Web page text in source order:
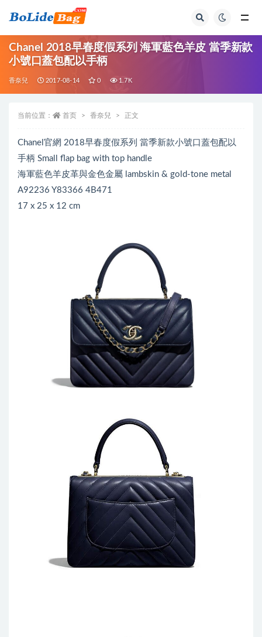
Chanel 2018早春度假系列 海軍藍色羊皮 當季新款
小號口蓋包配以手柄
香奈兒 2017-08-14 0 1.7K
当前位置： 首页 香奈兒 正文
Chanel官網 2018早春度假系列 當季新款小號口蓋包配以
手柄 Small flap bag with top handle
海軍藍色羊皮革與金色金屬 lambskin & gold-tone metal
A92236 Y83366 4B471
17 x 25 x 12 cm